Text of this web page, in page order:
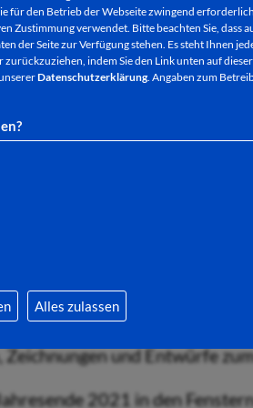
für den Betrieb der Webseite zwingend
Zustimmung verwendet. Bitte beachten Sie, dass
der Seite zur Verfügung stehen. Es steht Ihnen
indem Sie den Link unten auf
Datenschutzerklärung. Angaben zum
Alles zulassen
die Umstände der Tat und
Adam erwartet am Sonntag,
Personen. Die Denkmal-
was es ihr/ihm wert ist.
Denkmals im November
Führung rund um das
Denkmal statt. Aus dem
Zeichnungen und Entwürfe
2021 in den